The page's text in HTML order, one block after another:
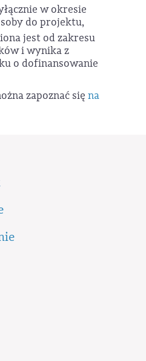
w okresie
do projektu,
jest od zakresu
i wynika z
o dofinansowanie
zapoznać się na